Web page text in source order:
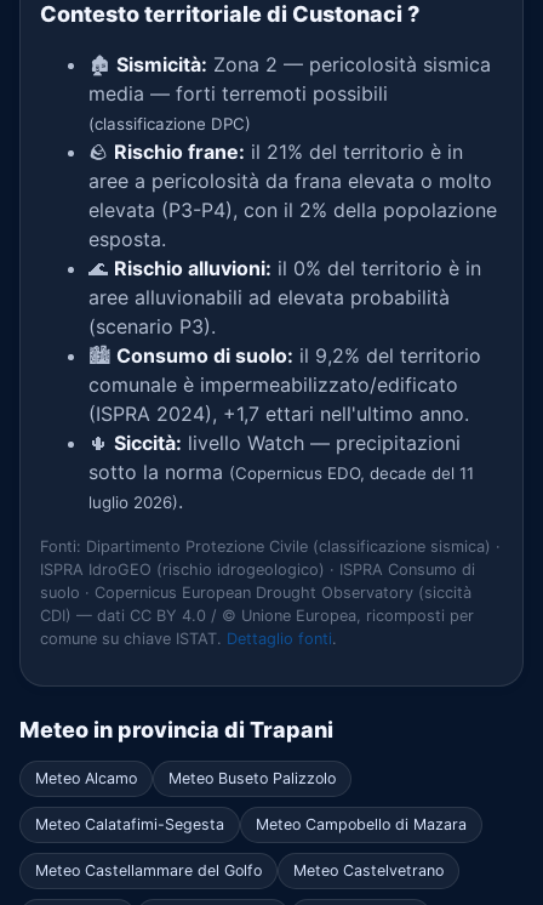
Contesto territoriale di Custonaci ?
🏚️ Sismicità: Zona 2 — pericolosità sismica
media — forti terremoti possibili
(classificazione DPC)
🪨 Rischio frane: il 21% del territorio è in
aree a pericolosità da frana elevata o molto
elevata (P3-P4), con il 2% della popolazione
esposta.
🌊 Rischio alluvioni: il 0% del territorio è in
aree alluvionabili ad elevata probabilità
(scenario P3).
🏙️ Consumo di suolo: il 9,2% del territorio
comunale è impermeabilizzato/edificato
(ISPRA 2024), +1,7 ettari nell'ultimo anno.
🌵 Siccità: livello Watch — precipitazioni
sotto la norma (Copernicus EDO, decade del 11
luglio 2026).
Fonti: Dipartimento Protezione Civile (classificazione sismica) ·
ISPRA IdroGEO (rischio idrogeologico) · ISPRA Consumo di
suolo · Copernicus European Drought Observatory (siccità
CDI) — dati CC BY 4.0 / © Unione Europea, ricomposti per
comune su chiave ISTAT. Dettaglio fonti.
Meteo in provincia di Trapani
Meteo Alcamo Meteo Buseto Palizzolo
Meteo Calatafimi-Segesta Meteo Campobello di Mazara
Meteo Castellammare del Golfo Meteo Castelvetrano